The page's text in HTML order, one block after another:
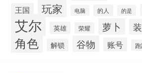
王国 玩家 电脑 的人 的是
艾尔 英雄 荣耀 萝卜
角色 解锁 谷物 账号